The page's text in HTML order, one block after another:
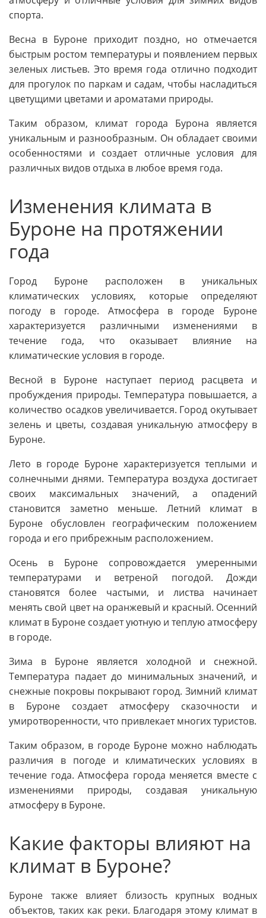
спорта.
Весна в Буроне приходит поздно, но отмечается
быстрым ростом температуры и появлением первых
зеленых листьев. Это время года отлично подходит
для прогулок по паркам и садам, чтобы насладиться
цветущими цветами и ароматами природы.
Таким образом, климат города Бурона является
уникальным и разнообразным. Он обладает своими
особенностями и создает отличные условия для
различных видов отдыха в любое время года.
Изменения климата в
Буроне на протяжении
года
Город Буроне расположен в уникальных
климатических условиях, которые определяют
погоду в городе. Атмосфера в городе Буроне
характеризуется различными изменениями в
течение года, что оказывает влияние на
климатические условия в городе.
Весной в Буроне наступает период расцвета и
пробуждения природы. Температура повышается, а
количество осадков увеличивается. Город окутывает
зелень и цветы, создавая уникальную атмосферу в
Буроне.
Лето в городе Буроне характеризуется теплыми и
солнечными днями. Температура воздуха достигает
своих максимальных значений, а опадений
становится заметно меньше. Летний климат в
Буроне обусловлен географическим положением
города и его прибрежным расположением.
Осень в Буроне сопровождается умеренными
температурами и ветреной погодой. Дожди
становятся более частыми, и листва начинает
менять свой цвет на оранжевый и красный. Осенний
климат в Буроне создает уютную и теплую атмосферу
в городе.
Зима в Буроне является холодной и снежной.
Температура падает до минимальных значений, и
снежные покровы покрывают город. Зимний климат
в Буроне создает атмосферу сказочности и
умиротворенности, что привлекает многих туристов.
Таким образом, в городе Буроне можно наблюдать
различия в погоде и климатических условиях в
течение года. Атмосфера города меняется вместе с
изменениями природы, создавая уникальную
атмосферу в Буроне.
Какие факторы влияют на
климат в Буроне?
Буроне также влияет близость крупных водных
объектов, таких как реки. Благодаря этому климат в